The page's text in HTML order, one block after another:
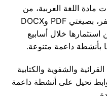
مادة اللغة العربية، من
إعداد المفتش التربوي لحسن بوخنفر، بصيغتي PDF وDOCX
استثمارها خلال أسابيع
بأنشطة داعمة متنوعة.
والشفوية والكتابية
تحيل على أنشطة داعمة